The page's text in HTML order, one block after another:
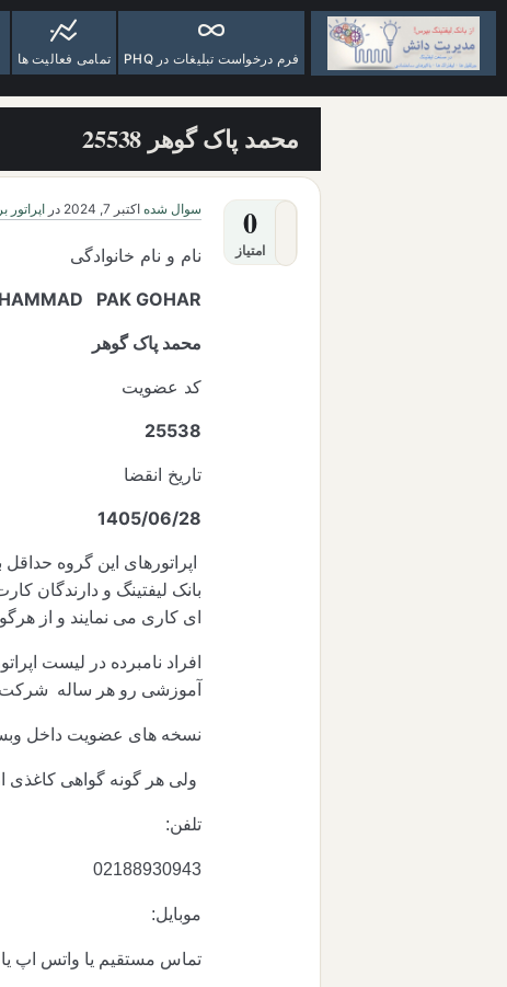
فرم درخواست تبلیغات در PHQ تمامی فعالیت ها
محمد پاک گوهر 25538
0
امتیاز
سوال شده اکتبر 7, 2024 در اپراتور
نام و نام خانوادگی
PAK GOHAR
محمد پاک گوهر
کد عضویت
25538
تاریخ انقضا
1405/06/28
اپراتورهای این گروه حداقل بیش از 2 سال سابقه کاری موفق و
ای کاری می نمایند و از
افراد نامبرده در لیست
آموزشی رو هر ساله شرکت
نسخه های عضویت داخل
ولی هر گونه گواهی کاغذی
تلفن:
02188930943
موبایل:
تماس مستقیم یا واتس اپ یا تلگرام